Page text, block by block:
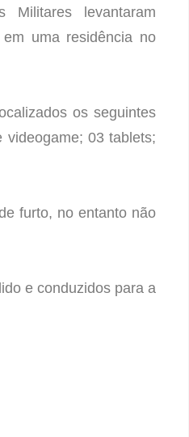
Militares levantaram
uma residência no
os seguintes
videogame; 03 tablets;
furto, no entanto não
e conduzidos para a